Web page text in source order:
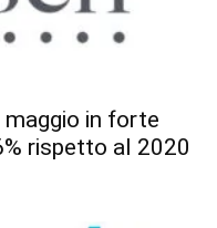
maggio in forte
rispetto al 2020